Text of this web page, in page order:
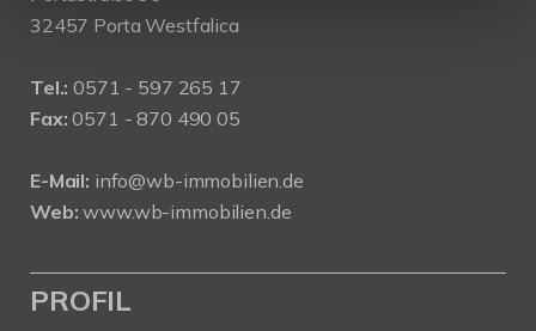
32457 Porta Westfalica
Tel.: 0571 - 597 265 17
Fax: 0571 - 870 490 05
E-Mail: info@wb-immobilien.de
Web: www.wb-immobilien.de
PROFIL